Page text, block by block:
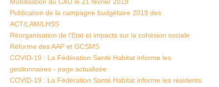
Publication de la campagne budgétaire 2019 des
ACT/LAM/LHSS
Réorganisation de l'Etat et impacts sur la cohésion sociale
Réforme des AAP et GCSMS
COVID-19 : La Fédération Santé Habitat informe les
gestionnaires - page actualisée
COVID-19 : La Fédération Santé Habitat informe les résidents